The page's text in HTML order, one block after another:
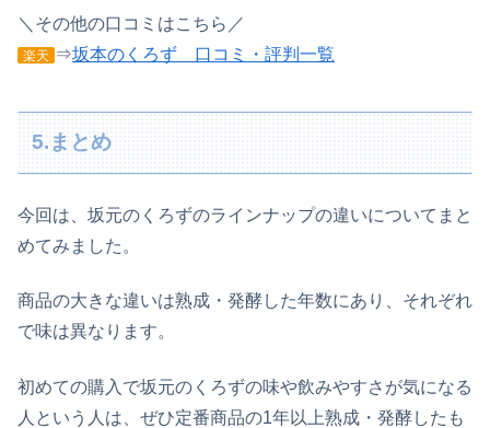
＼その他の口コミはこちら／
楽天 ⇒坂本のくろず 口コミ・評判一覧
5.まとめ
今回は、坂元のくろずのラインナップの違いについてまと
めてみました。
商品の大きな違いは熟成・発酵した年数にあり、それぞれ
で味は異なります。
初めての購入で坂元のくろずの味や飲みやすさが気になる
人という人は、ぜひ定番商品の1年以上熟成・発酵したも